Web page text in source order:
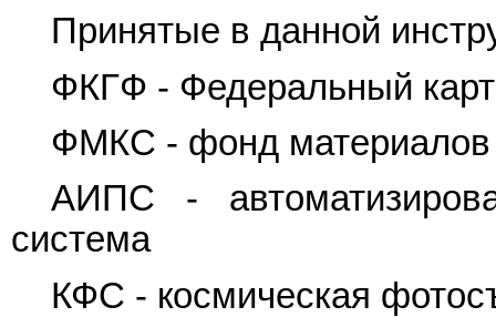
Принятые в данной
ФКГФ - Федеральный
ФМКС - фонд материалов
АИПС -
система
КФС - космическая